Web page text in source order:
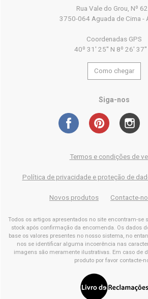
Rua Vale do Grou, Nº
3750-064 Aguada de Cima -
Coordenadas GPS
40º 31' 25'' N 8º 26' 37''
Como chegar
Siga-nos
Termos e condições de
Política de privacidade e proteção de
Novos produtos Contacte-
Todos os artigos apresentados no site encontram-se
stock após confirmação da encomenda. Os dados
base os valores presentes no nosso sistema, no
nos se identificar alguma incoerência nas
imagens são meramente ilustrativas. Em caso de
produto por favor contacte-